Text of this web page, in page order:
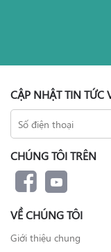
CẬP NHẬT TIN TỨC
CHÚNG TÔI TRÊN
VỀ CHÚNG TÔI
Giới thiệu chung